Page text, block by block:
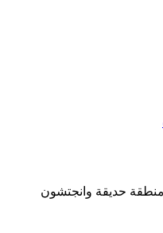
منطقة حديقة وانجتشون